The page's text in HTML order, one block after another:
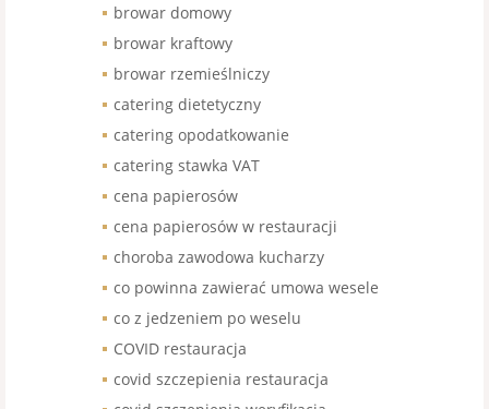
browar domowy
browar kraftowy
browar rzemieślniczy
catering dietetyczny
catering opodatkowanie
catering stawka VAT
cena papierosów
cena papierosów w restauracji
choroba zawodowa kucharzy
co powinna zawierać umowa wesele
co z jedzeniem po weselu
COVID restauracja
covid szczepienia restauracja